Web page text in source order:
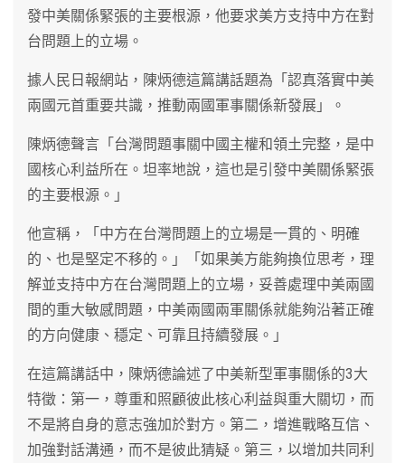
發中美關係緊張的主要根源，他要求美方支持中方在對
台問題上的立場。
據人民日報網站，陳炳德這篇講話題為「認真落實中美
兩國元首重要共識，推動兩國軍事關係新發展」。
陳炳德聲言「台灣問題事關中國主權和領土完整，是中
國核心利益所在。坦率地說，這也是引發中美關係緊張
的主要根源。」
他宣稱，「中方在台灣問題上的立場是一貫的、明確
的、也是堅定不移的。」「如果美方能夠換位思考，理
解並支持中方在台灣問題上的立場，妥善處理中美兩國
間的重大敏感問題，中美兩國兩軍關係就能夠沿著正確
的方向健康、穩定、可靠且持續發展。」
在這篇講話中，陳炳德論述了中美新型軍事關係的3大
特徵：第一，尊重和照顧彼此核心利益與重大關切，而
不是將自身的意志強加於對方。第二，增進戰略互信、
加強對話溝通，而不是彼此猜疑。第三，以增加共同利